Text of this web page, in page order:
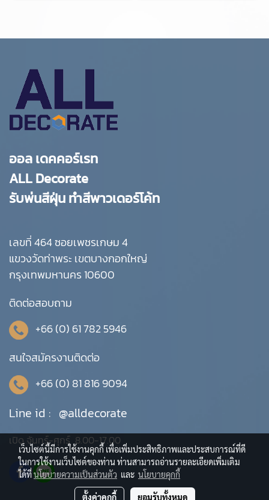
ออล เดคคอร์เรท
ALL Decorate
รับพ่นสีฝุ่น ทำสีพาวเดอร์โค้ท
เลขที่ 464 ซอยเพชรเกษม 4
แขวงวัดท่าพระ เขตบางกอกใหญ่
กรุงเทพมหานคร 10600
ติดต่อสอบถาม
+66 (0) 61 782 5946
สนใจสมัครงานติดต่อ
+66 (0) 81 816 9094
Line id : @alldecorate
เปิด จันทร์-ศุกร์ 8.00-17.00
เว็บไซต์นี้มีการใช้งานคุกกี้ เพื่อเพิ่มประสิทธิภาพและประสบการณ์ที่ดี
ในการใช้งานเว็บไซต์ของท่าน ท่านสามารถอ่านรายละเอียดเพิ่มเติม
ได้ที่นโยบายความเป็นส่วนตัว และ นโยบายคุกกี้
ตั้งค่าคุกกี้ ยอมรับทั้งหมด